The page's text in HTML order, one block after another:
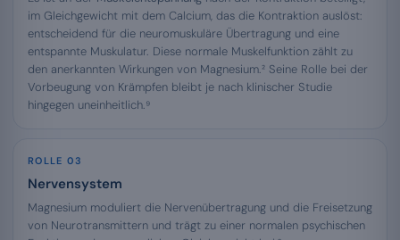
im Gleichgewicht mit dem Calcium, das die Kontraktion auslöst:
entscheidend für die neuromuskuläre Übertragung und eine
entspannte Muskulatur. Diese normale Muskelfunktion zählt zu
den anerkannten Wirkungen von Magnesium.² Seine Rolle bei der
Vorbeugung von Krämpfen bleibt je nach klinischer Studie
hingegen uneinheitlich.⁹
ROLLE 03
Nervensystem
Magnesium moduliert die Nervenübertragung und die Freisetzung
von Neurotransmittern und trägt zu einer normalen psychischen